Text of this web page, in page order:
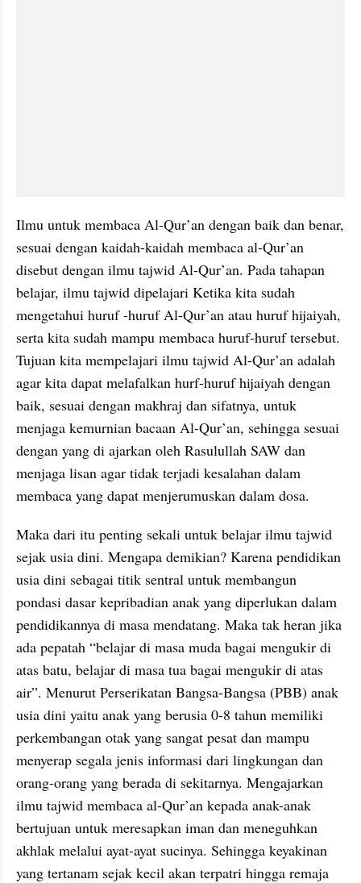
Ilmu untuk membaca Al-Qur’an dengan baik dan benar,
sesuai dengan kaidah-kaidah membaca al-Qur’an
disebut dengan ilmu tajwid Al-Qur’an. Pada tahapan
belajar, ilmu tajwid dipelajari Ketika kita sudah
mengetahui huruf -huruf Al-Qur’an atau huruf hijaiyah,
serta kita sudah mampu membaca huruf-huruf tersebut.
Tujuan kita mempelajari ilmu tajwid Al-Qur’an adalah
agar kita dapat melafalkan hurf-huruf hijaiyah dengan
baik, sesuai dengan makhraj dan sifatnya, untuk
menjaga kemurnian bacaan Al-Qur’an, sehingga sesuai
dengan yang di ajarkan oleh Rasulullah SAW dan
menjaga lisan agar tidak terjadi kesalahan dalam
membaca yang dapat menjerumuskan dalam dosa.
Maka dari itu penting sekali untuk belajar ilmu tajwid
sejak usia dini. Mengapa demikian? Karena pendidikan
usia dini sebagai titik sentral untuk membangun
pondasi dasar kepribadian anak yang diperlukan dalam
pendidikannya di masa mendatang. Maka tak heran jika
ada pepatah “belajar di masa muda bagai mengukir di
atas batu, belajar di masa tua bagai mengukir di atas
air”. Menurut Perserikatan Bangsa-Bangsa (PBB) anak
usia dini yaitu anak yang berusia 0-8 tahun memiliki
perkembangan otak yang sangat pesat dan mampu
menyerap segala jenis informasi dari lingkungan dan
orang-orang yang berada di sekitarnya. Mengajarkan
ilmu tajwid membaca al-Qur’an kepada anak-anak
bertujuan untuk meresapkan iman dan meneguhkan
akhlak melalui ayat-ayat sucinya. Sehingga keyakinan
yang tertanam sejak kecil akan terpatri hingga remaja